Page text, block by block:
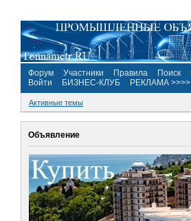
Форум Участники Правила Поиск
Войти
БИЗНЕС-КЛУБ РЕКЛАМА >>>>
Активные темы
Объявление